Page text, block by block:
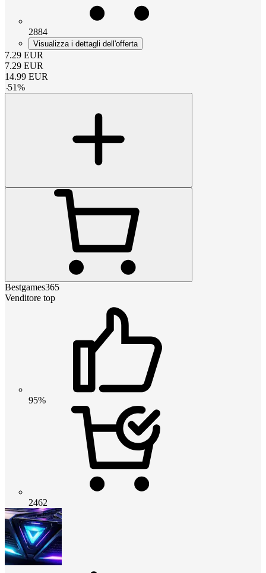
2884
Visualizza i dettagli dell'offerta
7.29 EUR
7.29 EUR
14.99 EUR
-51%
Bestgames365
Venditore top
95%
2462